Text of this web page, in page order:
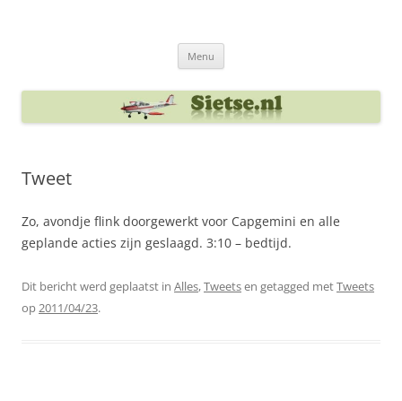
Menu
Tweet
Zo, avondje flink doorgewerkt voor Capgemini en alle
geplande acties zijn geslaagd. 3:10 – bedtijd.
Dit bericht werd geplaatst in Alles,Tweetsen getagged metTweets
op2011/04/23.